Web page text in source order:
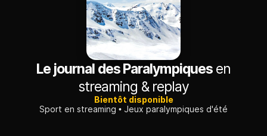
Le journal des Paralympiques en
streaming & replay
Bientôt disponible
Sport en streaming
Jeux paralympiques d'été